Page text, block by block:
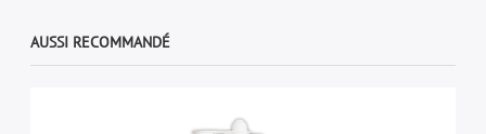
AUSSI RECOMMANDÉ